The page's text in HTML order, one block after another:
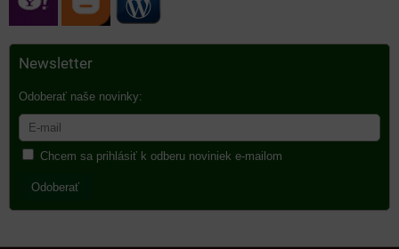
Newsletter
Odoberať naše novinky:
Chcem sa prihlásiť k odberu noviniek e-mailom
Odoberať